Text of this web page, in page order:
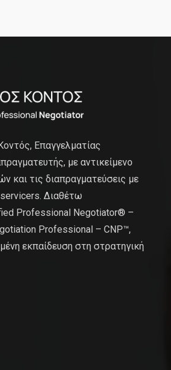
Επαγγελματίας
με αντικείμενο
και τις διαπραγματεύσεις με
Διαθέτω
Professional Negotiator® –
Professional – CNP™,
εκπαίδευση στη στρατηγική